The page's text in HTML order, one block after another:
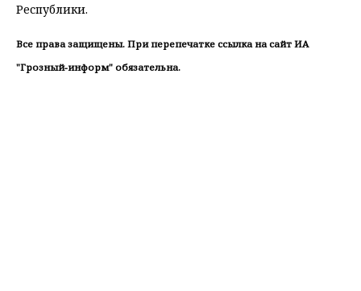
Республики.
Все права защищены. При перепечатке ссылка на сайт ИА
"Грозный-информ" обязательна.